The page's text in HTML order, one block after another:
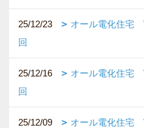
25/12/23
オール電化住
回
25/12/16
オール電化住
回
25/12/09
オール電化住